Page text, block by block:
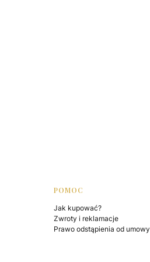
POMOC
Jak kupować?
Zwroty i reklamacje
Prawo odstąpienia od umowy